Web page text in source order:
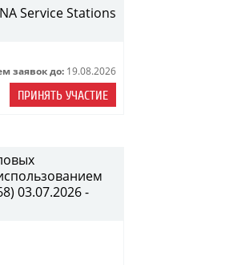
Service Stations
заявок до: 19.08.2026
ПРИНЯТЬ УЧАСТИЕ
03.07.2026 -